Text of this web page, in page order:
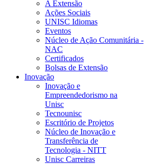
A Extensão
Ações Sociais
UNISC Idiomas
Eventos
Núcleo de Ação Comunitária -
NAC
Certificados
Bolsas de Extensão
Inovação
Inovação e
Empreendedorismo na
Unisc
Tecnounisc
Escritório de Projetos
Núcleo de Inovação e
Transferência de
Tecnologia - NITT
Unisc Carreiras